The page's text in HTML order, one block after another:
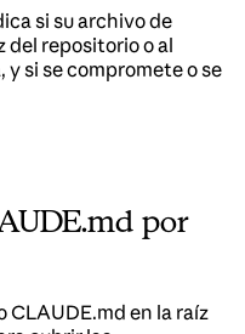
si su archivo de
del repositorio o al
si se compromete o se
por
CLAUDE.md en la raíz